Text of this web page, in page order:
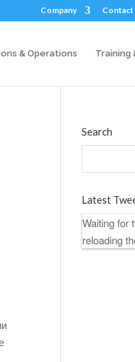
Company Contact
& Operations Training
Search
Latest
Waiting for
reloading